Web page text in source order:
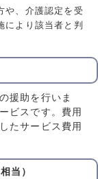
や、介護認定を受
により該当者と判
援助を行いま
ビスです。費用
たサービス費用
当）